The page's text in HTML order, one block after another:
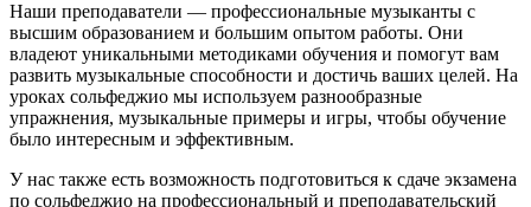
Наши преподаватели — профессиональные музыканты с
высшим образованием и большим опытом работы. Они
владеют уникальными методиками обучения и помогут вам
развить музыкальные способности и достичь ваших целей. На
уроках сольфеджио мы используем разнообразные
упражнения, музыкальные примеры и игры, чтобы обучение
было интересным и эффективным.
У нас также есть возможность подготовиться к сдаче экзамена
по сольфеджио на профессиональный и преподавательский